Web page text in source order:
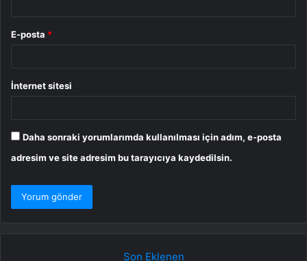
E-posta *
İnternet sitesi
Daha sonraki yorumlarımda kullanılması için adım, e-posta
adresim ve site adresim bu tarayıcıya kaydedilsin.
Son Eklenen